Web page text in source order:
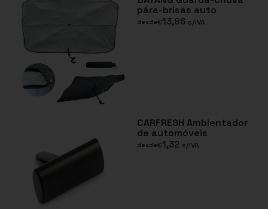
pára-brisas auto
desde€13,86 s/IVA
CARFRESH Ambientador
de automóveis
desde€1,32 s/IVA